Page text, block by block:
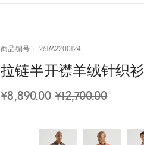
商品编号： 261M2200124
拉链半开襟羊绒针织衫
¥8,890.00 ¥12,700.00